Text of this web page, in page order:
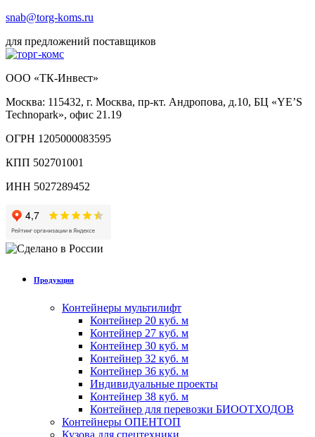
snab@torg-koms.ru
для предложений поставщиков
ООО «ТК-Инвест»
Москва: 115432, г. Москва, пр-кт. Андропова, д.10, БЦ «YE’S
Technopark», офис 21.19
ОГРН 1205000083595
КПП 502701001
ИНН 5027289452
Продукция
Контейнеры мультилифт
Контейнер 20 куб. м
Контейнер 27 куб. м
Контейнер 30 куб. м
Контейнер 32 куб. м
Контейнер 36 куб. м
Индивидуальные проекты
Контейнер 38 куб. м
Контейнер для перевозки БИООТХОДОВ
Контейнеры ОПЕНТОП